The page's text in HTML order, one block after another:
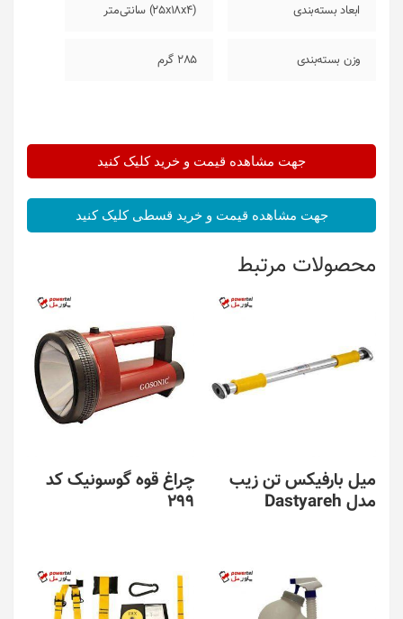
ابعاد بسته‌بندی (25x18x4) سانتی‌متر
وزن بسته‌بندی 285 گرم
جهت مشاهده قیمت و خرید کلیک کنید
جهت مشاهده قیمت و خرید قسطی کلیک کنید
محصولات مرتبط
میل بارفیکس تن زیب
مدل Dastyareh
چراغ قوه گوسونیک کد
299